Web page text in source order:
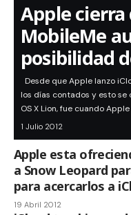
Apple
MobileMe
posibilidad
Desde que Apple lanzo
los días contados y esto se
OS X Lion, fue cuando
1 Julio 2012
Apple esta
a Snow Leopard
para acercarlos a
19 Abril 2012